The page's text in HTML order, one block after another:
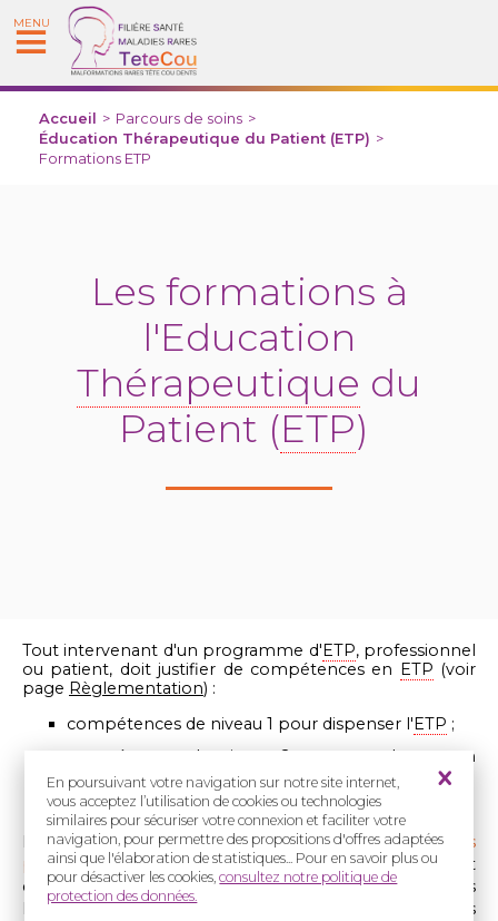
En poursuivant votre navigation sur notre site internet,
vous acceptez l’utilisation de cookies ou technologies
similaires pour sécuriser votre connexion et faciliter votre
navigation, pour permettre des propositions d'offres adaptées
ainsi que l'élaboration de statistiques... Pour en savoir plus ou
pour désactiver les cookies,consultez notre politique de
protection des données.
MENU
Accueil > Parcours de soins >
Éducation Thérapeutique du Patient (ETP) >
Formations ETP
Les formations à
l'Education
Thérapeutique du
Patient (ETP)
Tout intervenant d'un programme d'ETP, professionnel
ou patient, doit justifier de compétences en ETP (voir
page Règlementation) :
compétences de niveau 1 pour dispenser l'ETP ;
compétences de niveau 2 pour coordonner un
programme d' ETP.
Dans le cadre de sesmissions d'amélioration des
parcours de soins et de vie, la Filière TETECOU soutient
et favorise la mise en place de programmes d'
dans
les Centres de Référence et de Compétence Maladies